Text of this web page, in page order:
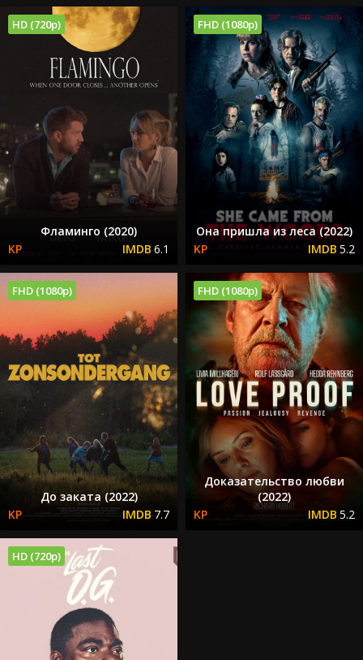
HD (720p)
Фламинго (2020)
6.1
FHD (1080p)
Она пришла из леса (2022)
5.2
FHD (1080p)
До заката (2022)
7.7
FHD (1080p)
Доказательство любви
(2022)
5.2
HD (720p)